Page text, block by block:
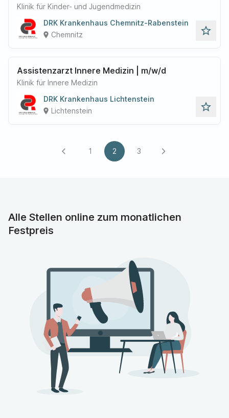
Klinik für Kinder- und Jugendmedizin
DRK Krankenhaus Chemnitz-Rabenstein
place Chemnitz star_outline
Assistenzarzt Innere Medizin | m/w/d
Klinik für Innere Medizin
DRK Krankenhaus Lichtenstein
place Lichtenstein star_outline
arrow_back_ios 1 2 3 arrow_forward_ios
Alle Stellen online zum monatlichen
Festpreis